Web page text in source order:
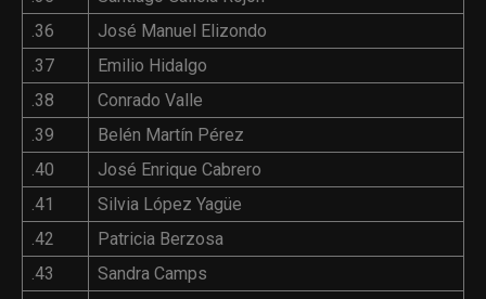
.36
José Manuel Elizondo
.37
Emilio Hidalgo
.38
Conrado Valle
.39
Belén Martín Pérez
.40
José Enrique Cabrero
.41
Silvia López Yagüe
.42
Patricia Berzosa
.43
Sandra Camps